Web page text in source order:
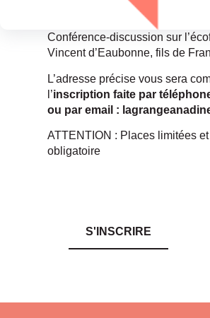
Conférence-discussion sur
Vincent d’Eaubonne, fils de
L’adresse précise vous sera
l’inscription faite par
ou par email :
ATTENTION : Places limitées
obligatoire
S'INSCRIRE